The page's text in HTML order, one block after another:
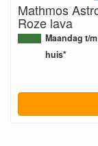
Mathmos
Roze lava
Maandag t/
huis*